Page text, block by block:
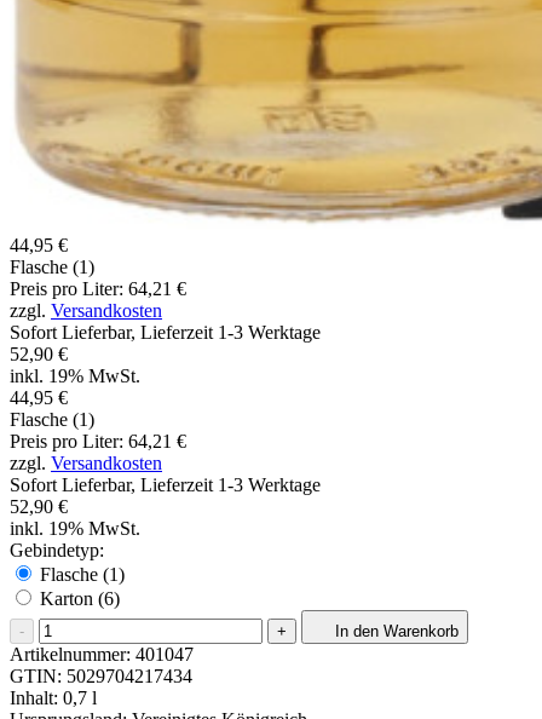
44,95 €
Flasche (1)
Preis pro Liter: 64,21 €
zzgl. Versandkosten
Sofort Lieferbar, Lieferzeit 1-3 Werktage
52,90 €
inkl. 19% MwSt.
44,95 €
Flasche (1)
Preis pro Liter: 64,21 €
zzgl. Versandkosten
Sofort Lieferbar, Lieferzeit 1-3 Werktage
52,90 €
inkl. 19% MwSt.
Gebindetyp:
Flasche (1)
Karton (6)
- + In den Warenkorb
Artikelnummer: 401047
GTIN: 5029704217434
Inhalt: 0,7 l